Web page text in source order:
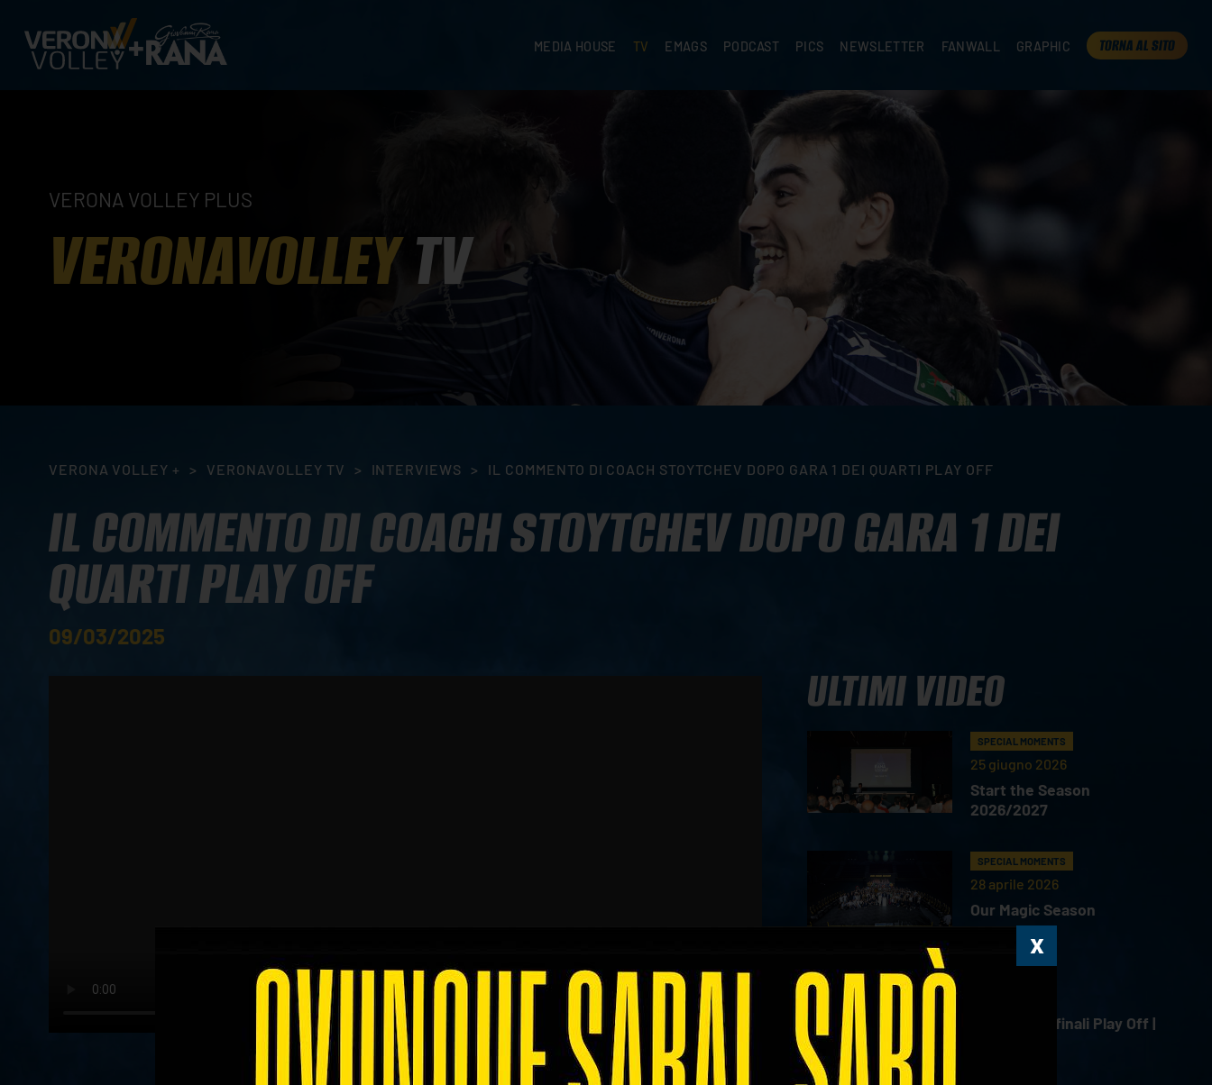
MEDIA HOUSE TV EMAGS PODCAST PICS NEWSLETTER FANWALL GRAPHIC TORNA AL SITO
VERONA VOLLEY PLUS
VERONAVOLLEYTV
VERONA VOLLEY + > VERONAVOLLEY TV > INTERVIEWS > IL COMMENTO DI COACH STOYTCHEV DOPO GARA 1 DEI QUARTI PLAY OFF
IL COMMENTO DI COACH STOYTCHEV DOPO GARA 1 DEI
QUARTI PLAY OFF
09/03/2025
ULTIMI VIDEO
SPECIAL MOMENTS
25 giugno 2026
Start the Season
2026/2027
SPECIAL MOMENTS
28 aprile 2026
Our Magic Season
Gara 4 Semifinali Play Off |